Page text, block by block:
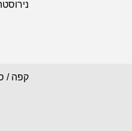
קפה /